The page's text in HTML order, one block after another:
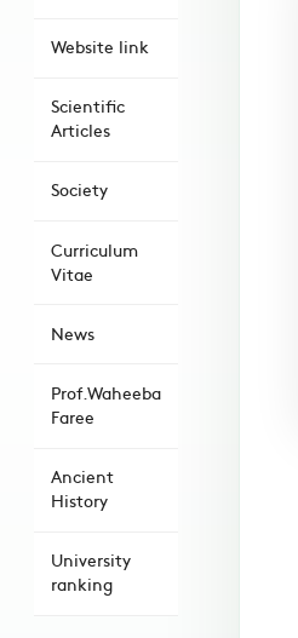
Website link
Scientific
Articles
Society
Curriculum
Vitae
News
Prof.Waheeba
Faree
Ancient
History
University
ranking